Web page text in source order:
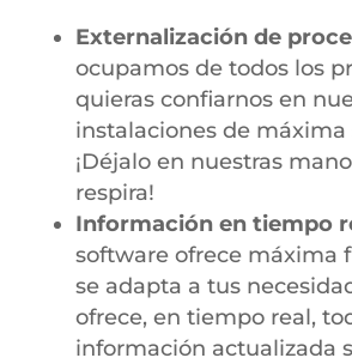
Externalización de
ocupamos de todos los
quieras confiarnos en
instalaciones de máxima
¡Déjalo en nuestras
respira!
Información en tiempo
software ofrece máxima
se adapta a tus
ofrece, en tiempo real,
información actualizada